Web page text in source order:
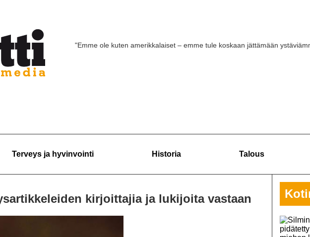
"Emme ole kuten amerikkalaiset – emme tule koskaan jättämään
Terveys ja hyvinvointi Historia Talous
kirjoittajia ja lukijoita vastaan